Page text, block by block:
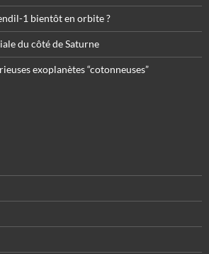
1 bientôt en orbite ?
du côté de Saturne
exoplanètes “cotonneuses”